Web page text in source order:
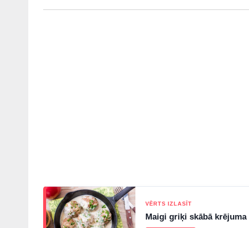
VĒRTS IZLASĪT
Maigi griķi skābā